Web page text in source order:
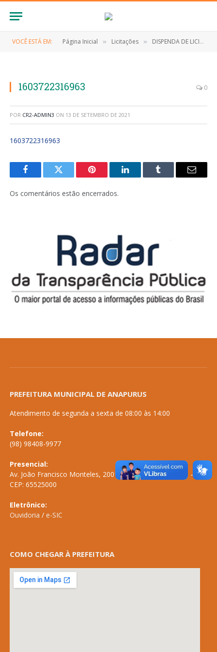
VOCÊ ESTÁ EM: Página Inicial » Licitações » DISPENDA DE LICITAÇÃO Nº 0032/2020 (Contratação de empresa para organização do evento do dia dos pais no município de Anapurus/MA)
1603722316963 0
POR CR2-ADMIN3 ON 13 DE SETEMBRO DE 2021
1603722316963
FacebookTwitter Pinterest LinkedInTumblr
E-
Os comentários estão encerrados.
PREFEITURA MUNICIPAL DE ANAPURUS
Atendimento de segunda a sexta de 08:00 às 14:00
Telefone:
(98) 98408-9977
Presencial:
Av. João Francisco Monteles, 2001 \ Centro \ ANAPURUS – MA
CEP: 65525000
Eletrônico:
Ouvidoria / e-SIC
COMO CHEGAR À PREFEITURA